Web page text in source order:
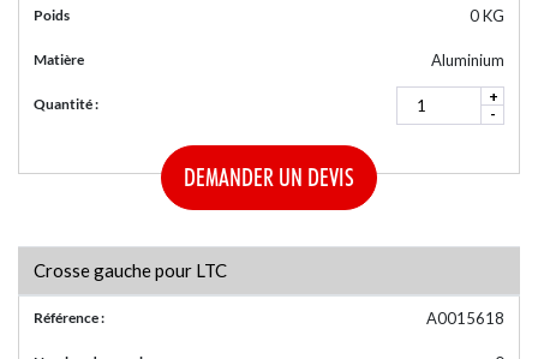
Poids 0 KG
Matière Aluminium
Quantité : +
-
DEMANDER UN DEVIS
Crosse gauche pour LTC
Référence : A0015618